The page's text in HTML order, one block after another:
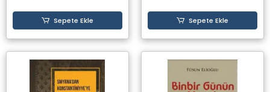
Sepete Ekle Sepete Ekle